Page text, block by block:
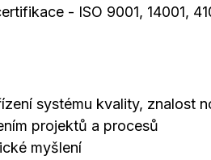
- ISO 9001, 14001,
systému kvality, znalost
projektů a procesů
myšlení